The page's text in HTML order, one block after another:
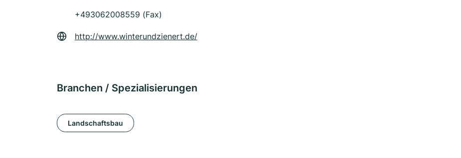
+493062008559 (Fax)
http://www.winterundzienert.de/
Branchen / Spezialisierungen
Landschaftsbau